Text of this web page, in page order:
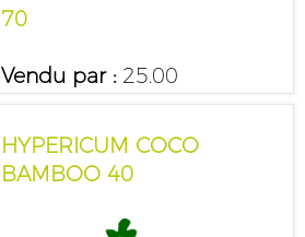
70
Vendu par :25.00
HYPERICUM COCO
BAMBOO 40